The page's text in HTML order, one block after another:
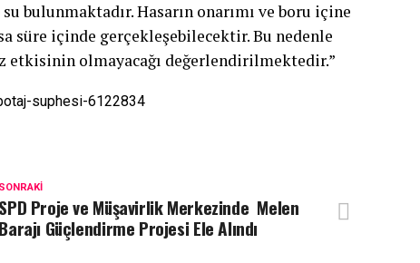
bulunmaktadır. Hasarın onarımı ve boru içine
süre içinde gerçekleşebilecektir. Bu nedenle
etkisinin olmayacağı değerlendirilmektedir.”
suphesi-6122834
SONRAKI
SPD Proje ve Müşavirlik Merkezinde Melen
Barajı Güçlendirme Projesi Ele Alındı